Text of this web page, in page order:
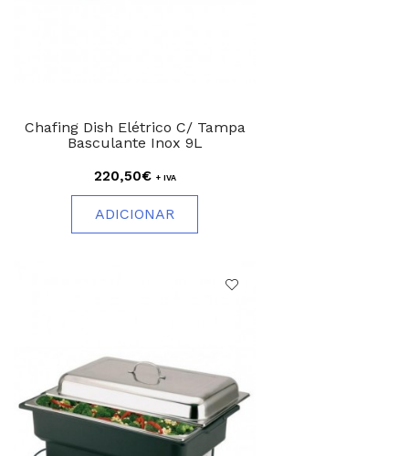
Chafing Dish Elétrico C/ Tampa
Basculante Inox 9L
220,50€ + IVA
ADICIONAR